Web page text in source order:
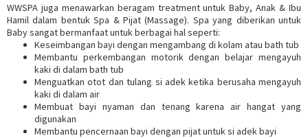
WWSPA juga menawarkan beragam treatment untuk Baby, Anak & Ibu
Hamil dalam bentuk Spa & Pijat (Massage). Spa yang diberikan untuk
Baby sangat bermanfaat untuk berbagai hal seperti:
Keseimbangan bayi dengan mengambang di kolam atau bath tub
Membantu perkembangan motorik dengan belajar mengayuh
kaki di dalam bath tub
Menguatkan otot dan tulang si adek ketika berusaha mengayuh
kaki di dalam air
Membuat bayi nyaman dan tenang karena air hangat yang
digunakan
Membantu pencernaan bayi dengan pijat untuk si adek bayi